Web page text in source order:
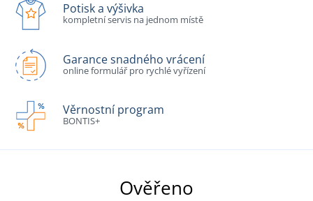
Potisk a výšivka
kompletní servis na jednom místě
Garance snadného vrácení
online formulář pro rychlé vyřízení
Věrnostní program
BONTIS+
Ověřeno